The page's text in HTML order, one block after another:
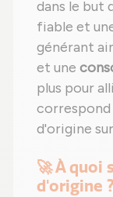
dans le but
fiable et
générant
et une
plus pour
correspond
d'origine
🚀 À quoi
d'origine